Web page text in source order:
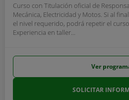
Curso con Titulación oficial de
Mecánica, Electricidad y Motos. Si al
el nivel requerido, podrá repetir el
Experiencia en taller...
Ver
SOLICITAR